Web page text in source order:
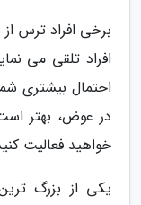
برخی افراد ترس
افراد تلقی می
احتمال بیشتری
در عوض، بهتر
خواهید فعالیت
یکی از بزرگ